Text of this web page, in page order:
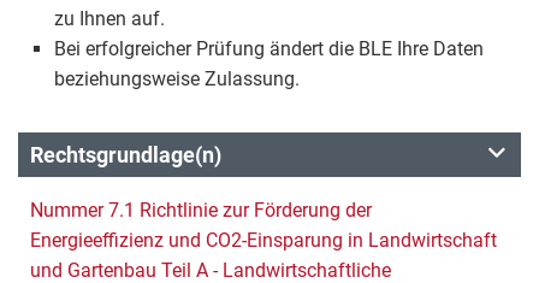
zu Ihnen auf.
Bei erfolgreicher Prüfung ändert die BLE Ihre Daten
beziehungsweise Zulassung.
Rechtsgrundlage(n)
Nummer 7.1 Richtlinie zur Förderung der
Energieeffizienz und CO2-Einsparung in Landwirtschaft
und Gartenbau Teil A - Landwirtschaftliche